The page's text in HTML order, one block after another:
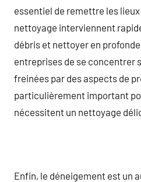
essentiel de remettre les
nettoyage interviennent
débris et nettoyer en
entreprises de se concentrer
freinées par des aspects de
particulièrement important
nécessitent un nettoyage
Enfin, le déneigement est un